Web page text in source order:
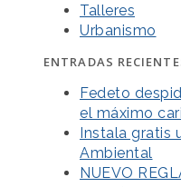
Talleres
Urbanismo
ENTRADAS
Fedeto
el máximo
Instala gratis
Ambiental
NUEVO